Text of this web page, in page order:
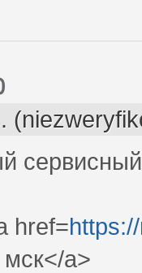
href=
a>